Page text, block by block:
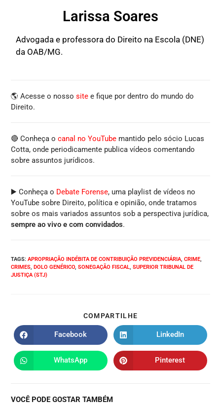
Larissa Soares
Advogada e professora do Direito na Escola (DNE)
da OAB/MG.
🌎 Acesse o nossosite e fique por dentro do mundo do
Direito.
🔴 Conheça ocanal no YouTube mantido pelo sócio Lucas
Cotta, onde periodicamente publica vídeos comentando
sobre assuntos jurídicos.
▶️ Conheça o Debate Forense, uma playlist de vídeos no
YouTube sobre Direito, política e opinião, onde tratamos
sobre os mais variados assuntos sob a perspectiva jurídica,
sempre ao vivo e com convidados.
TAGS:APROPRIAÇÃO INDÉBITA DE CONTRIBUIÇÃO PREVIDENCIÁRIA, CRIME,
CRIMES, DOLO GENÉRICO, SONEGAÇÃO FISCAL, SUPERIOR TRIBUNAL DE
JUSTIÇA (STJ)
COMPARTILHE
Facebook LinkedIn
WhatsApp Pinterest
VOCÊ PODE GOSTAR TAMBÉM